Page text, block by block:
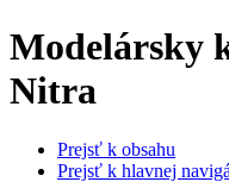
Modelársky
Nitra
Prejsť k obsahu
Prejsť k hlavnej